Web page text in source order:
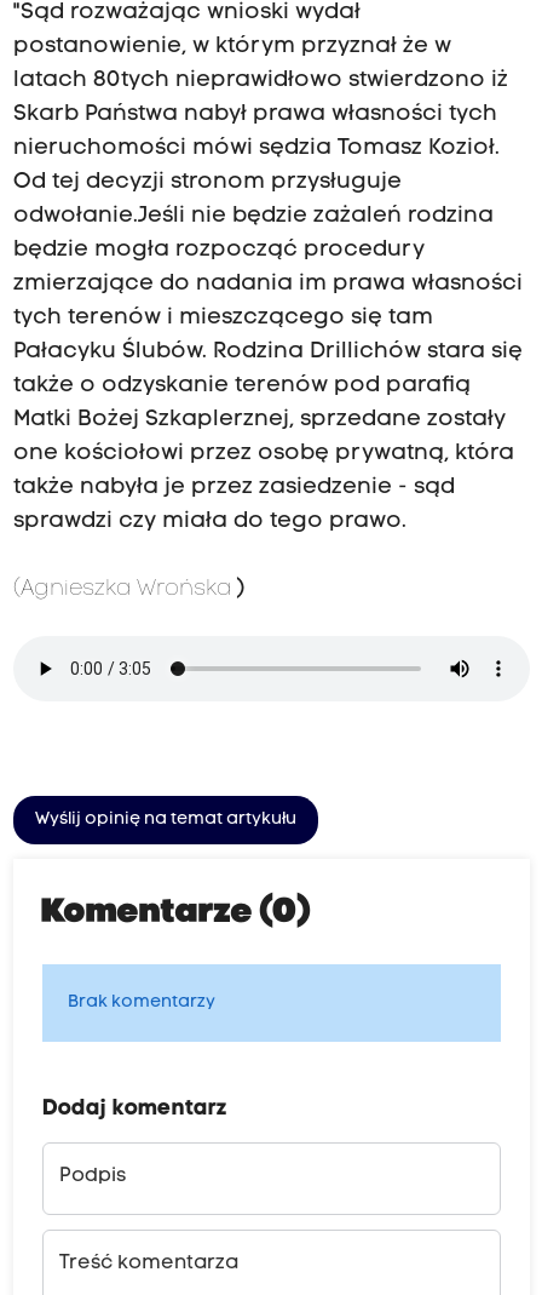
"Sąd rozważając wnioski wydał
postanowienie, w którym przyznał że w
latach 80tych nieprawidłowo stwierdzono iż
Skarb Państwa nabył prawa własności tych
nieruchomości mówi sędzia Tomasz Kozioł.
Od tej decyzji stronom przysługuje
odwołanie.Jeśli nie będzie zażaleń rodzina
będzie mogła rozpocząć procedury
zmierzające do nadania im prawa własności
tych terenów i mieszczącego się tam
Pałacyku Ślubów. Rodzina Drillichów stara się
także o odzyskanie terenów pod parafią
Matki Bożej Szkaplerznej, sprzedane zostały
one kościołowi przez osobę prywatną, która
także nabyła je przez zasiedzenie - sąd
sprawdzi czy miała do tego prawo.
(Agnieszka Wrońska )
Wyślij opinię na temat artykułu
Komentarze (0)
Brak komentarzy
Dodaj komentarz
Podpis
Treść komentarza